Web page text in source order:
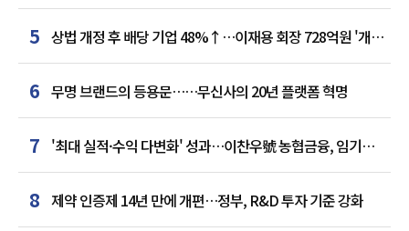
5 상법 개정 후 배당 기업 48%↑…이재용 회장 728억원 '개인
최다'
6 무명 브랜드의 등용문……무신사의 20년 플랫폼 혁명
7 '최대 실적·수익 다변화' 성과…이찬우號 농협금융, 임기
말년 성장 박차
8 제약 인증제 14년 만에 개편…정부, R&D 투자 기준 강화